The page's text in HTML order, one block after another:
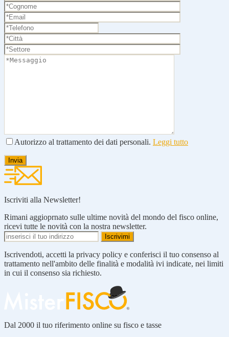
Autorizzo al trattamento dei dati personali. Leggi tutto
Iscriviti alla Newsletter!
Rimani aggioprnato sulle ultime novità del mondo del fisco online,
ricevi tutte le novità con la nostra newsletter.
Iscrivendoti, accetti la privacy policy e conferisci il tuo consenso al
trattamento nell'ambito delle finalità e modalità ivi indicate, nei limiti
in cui il consenso sia richiesto.
Dal 2000 il tuo riferimento online su fisco e tasse